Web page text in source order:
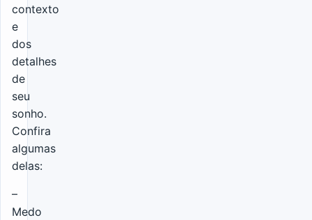
contexto
e
dos
detalhes
de
seu
sonho.
Confira
algumas
delas:
–
Medo